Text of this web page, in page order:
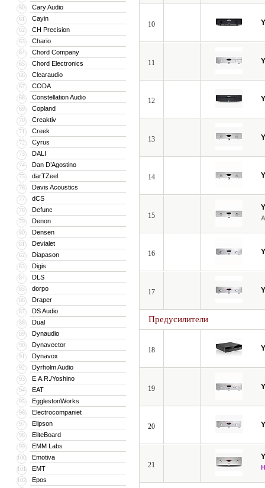
60 Cary Audio
61 Cayin
62 CH Precision
63 Chario
64 Chord Company
65 Chord Electronics
66 Clearaudio
67 CODA
68 Constellation Audio
69 Copland
70 Creaktiv
71 Creek
72 Cyrus
73 DALI
74 Dan D’Agostino
75 darTZeel
76 Davis Acoustics
77 dCS
78 Defunc
79 Denon
80 Densen
81 Devialet
82 Diapason
83 Digis
84 DLS
85 dorpo
86 Draper
87 DS Audio
88 Dual
89 Dynaudio
90 Dynavector
91 Dynavox
92 Dyrholm Audio
93 E.A.R./Yoshino
94 EAT
95 EgglestonWorks
96 Electrocompaniet
97 Elipson
98 EliteBoard
99 EMM Labs
100 Emotiva
101 EMT
102 Epos
10
11
12
13
14
15
16
17
Предусилители
18
19
20
21